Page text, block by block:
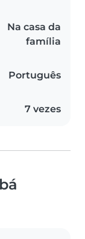
Na casa da
família
Português
7 vezes